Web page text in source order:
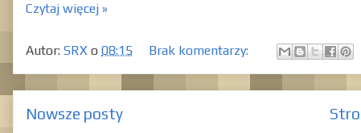
Czytaj więcej »
Autor: SRX o 08:15 Brak komentarzy:
Nowsze posty